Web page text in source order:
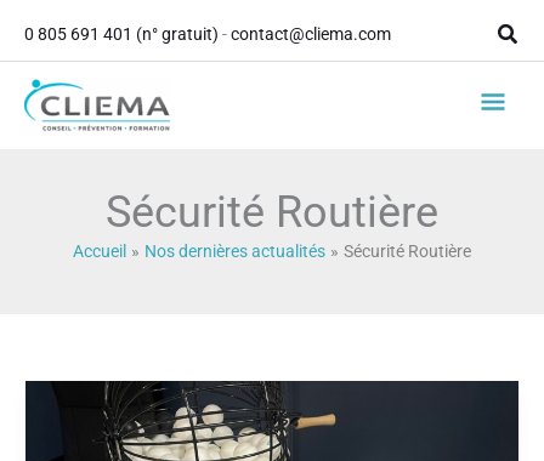
principal
contenu
0 805 691 401 (n° gratuit) -contact@cliema.com
Sécurité Routière
Accueil Nos dernières actualités Sécurité Routière
Top